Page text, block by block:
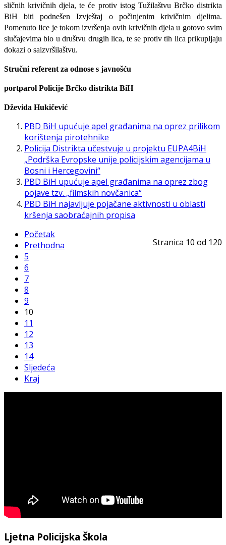
sličnih krivičnih djela, te će protiv istog Tužilaštvu Brčko distrikta
BiH biti podnešen Izvještaj o počinjenim krivičnim djelima.
Pomenuto lice je tokom izvršenja ovih krivičnih djela u gotovo svim
slučajevima bio u društvu drugih lica, te se protiv tih lica prikupljaju
dokazi o saizvršilaštvu.
Stručni referent za odnose s javnošću
portparol Policije Brčko distrikta BiH
Dževida Hukičević
PBD BiH upućuje apel građanima na oprez prilikom
korištenja pirotehnike
Policija Distrikta učestvuje u projektu EUPA4BiH
„Podrška Evropske unije policijskim agencijama u
Bosni i Hercegovini“
PBD BiH upućuje apel građanima na oprez zbog
pojave tzv. „filmskih novčanica“
PBD BiH najavljuje pojačane aktivnosti u oblasti
kršenja saobraćajnih propisa
Stranica 10 od 120
Početak
Prethodna
5
6
7
8
9
10
11
12
13
14
Sljedeća
Kraj
Ljetna Policijska Škola